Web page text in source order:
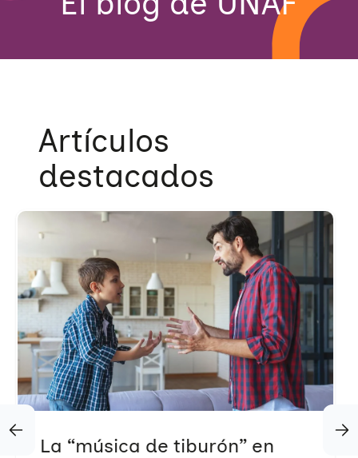
Artículos
destacados
La “música de tiburón” en